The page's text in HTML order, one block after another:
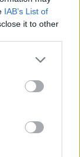
IAB’s List of
it to other
more Google
may click to
tags to
Google